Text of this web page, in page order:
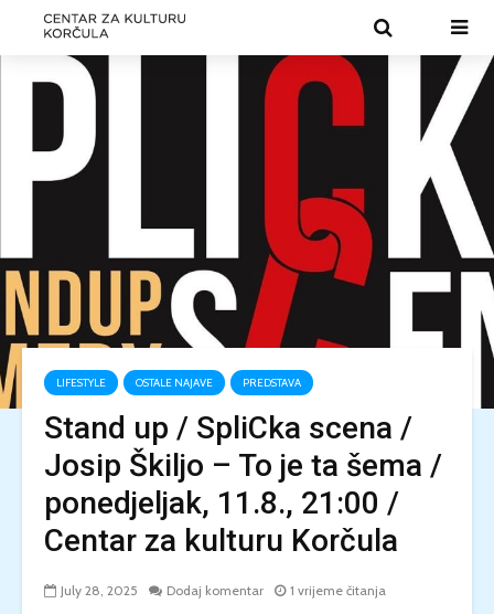
LIFESTYLE OSTALE NAJAVE PREDSTAVA
Stand up / SpliCka scena /
Josip Škiljo – To je ta šema /
ponedjeljak, 11.8., 21:00 /
Centar za kulturu Korčula
July 28, 2025 Dodaj komentar 1 vrijeme čitanja